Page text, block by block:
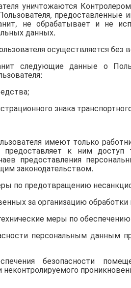
уничтожаются
не обрабатывает и не
данных.
осуществляется
следующие данные о
знака
имеют только
к ним доступ
предоставления
законодательством.
по предотвращению
за организацию
меры по
персональным данным
безопасности